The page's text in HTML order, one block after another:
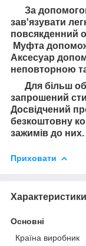
За допомогою
зав'язувати
повсякденний
Муфта
Аксесуар
неповторною
Для більш
запрошений
Досвідчений
безкоштовну
зажимів до них.
Приховати
Характеристики
Основні
Країна виробник